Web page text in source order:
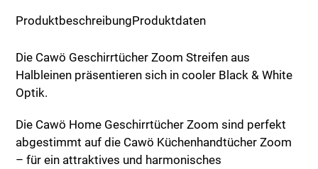
50x70
ProduktbeschreibungProduktdaten
Die Cawö Geschirrtücher Zoom Streifen aus
Halbleinen präsentieren sich in cooler Black & White
Optik.
Die Cawö Home Geschirrtücher Zoom sind perfekt
abgestimmt auf die Cawö Küchenhandtücher Zoom
– für ein attraktives und harmonisches